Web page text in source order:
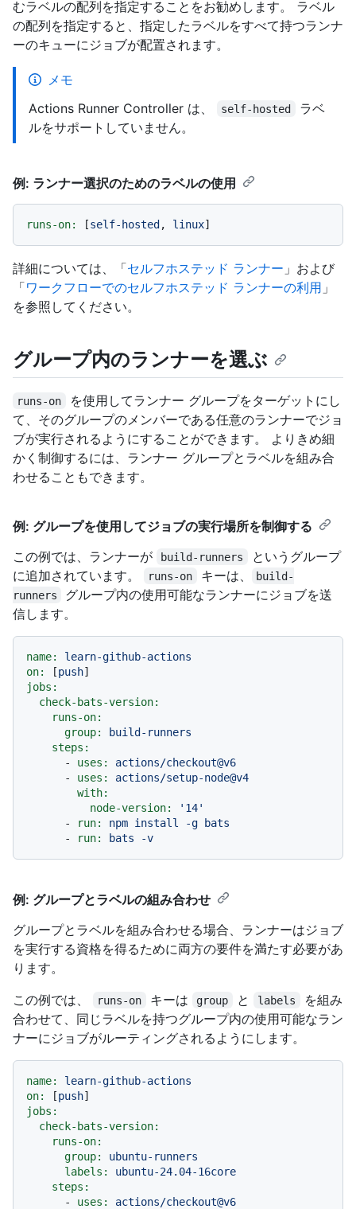
むラベルの配列を指定することをお勧めします。 ラベル
の配列を指定すると、指定したラベルをすべて持つランナ
ーのキューにジョブが配置されます。
メモ
Actions Runner Controller は、
self-hosted
ラベ
ルをサポートしていません。
例: ランナー選択のためのラベルの使用
runs-on: [self-hosted, linux
詳細については、「セルフホステッド ランナー 」および
「ワークフローでのセルフホステッド ランナーの利用 」
を参照してください。
グループ内のランナーを選ぶ
runs-on
を使用してランナー グループをターゲットにし
て、そのグループのメンバーである任意のランナーでジョ
ブが実行されるようにすることができます。 よりきめ細
かく制御するには、ランナー グループとラベルを組み合
わせることもできます。
例: グループを使用してジョブの実行場所を制御する
この例では、ランナーが
build-runners
というグループ
に追加されています。
runs-on キーは、
build-
runners
グループ内の使用可能なランナーにジョブを送
信します。
name:
learn-github-actions
on:
[push
jobs:
check-bats-version:
runs-on:
group:
build-runners
steps:
-
uses:
actions/checkout@v6
-
uses:
actions/setup-node@v4
with:
node-version:
'14'
-
run: npm install -g
bats
-
run: bats -v
例: グループとラベルの組み合わせ
グループとラベルを組み合わせる場合、ランナーはジョブ
を実行する資格を得るために両方の要件を満たす必要があ
ります。
この例では、
runs-on キーは group と labels
を組み
合わせて、同じラベルを持つグループ内の使用可能なラン
ナーにジョブがルーティングされるようにします。
name:
learn-github-actions
on:
[push
jobs:
check-bats-version:
runs-on:
group:
ubuntu-runners
labels:
ubuntu-24.04-16core
steps:
-
uses:
actions/checkout@v6